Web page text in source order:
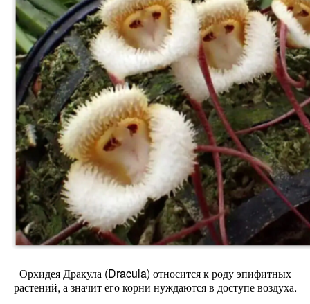
Орхидея Дракула (Dracula) относится к роду эпифитных
растений, а значит его корни нуждаются в доступе воздуха.